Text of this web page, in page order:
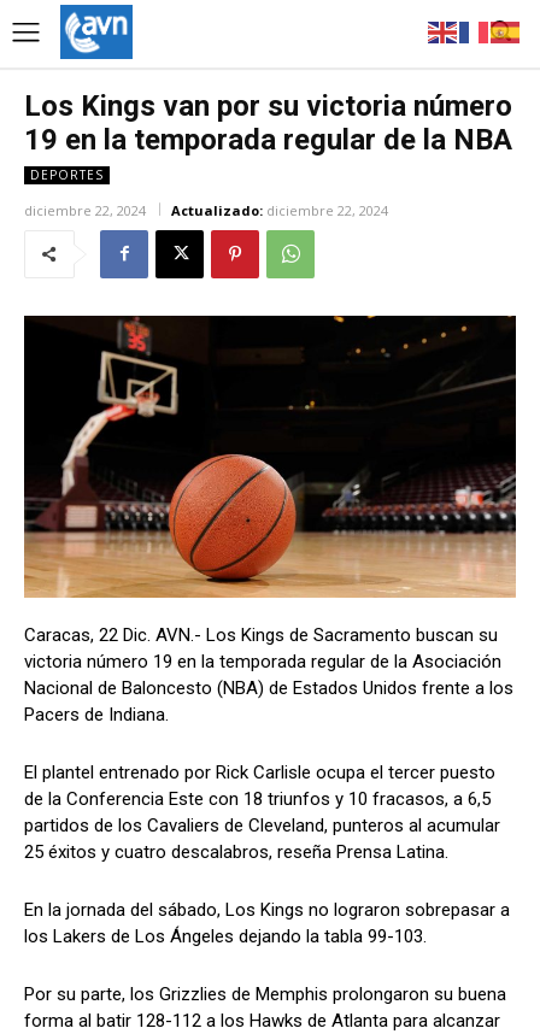
Los Kings van por su victoria número
19 en la temporada regular de la NBA
DEPORTES
diciembre 22, 2024 Actualizado: diciembre 22, 2024
Caracas, 22 Dic. AVN.- Los Kings de Sacramento buscan su
victoria número 19 en la temporada regular de la Asociación
Nacional de Baloncesto (NBA) de Estados Unidos frente a los
Pacers de Indiana.
El plantel entrenado por Rick Carlisle ocupa el tercer puesto
de la Conferencia Este con 18 triunfos y 10 fracasos, a 6,5
partidos de los Cavaliers de Cleveland, punteros al acumular
25 éxitos y cuatro descalabros, reseña Prensa Latina.
En la jornada del sábado, Los Kings no lograron sobrepasar a
los Lakers de Los Ángeles dejando la tabla 99-103.
Por su parte, los Grizzlies de Memphis prolongaron su buena
forma al batir 128-112 a los Hawks de Atlanta para alcanzar